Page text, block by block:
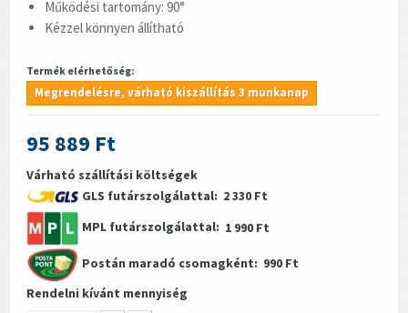
Működési tartomány: 90°
Kézzel könnyen állítható
Termék elérhetőség:
Megrendelésre, várható kiszállítás 3 munkanap
95 889 Ft
Várható szállítási költségek
GLS futárszolgálattal: 2 330 Ft
MPL futárszolgálattal: 1 990 Ft
Postán maradó csomagként: 990 Ft
Rendelni kívánt mennyiség